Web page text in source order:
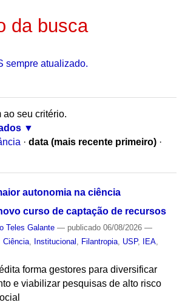
da busca
sempre atualizado.
seu critério.
· data (mais recente primeiro) ·
autonomia na ciência
curso de captação de recursos
Teles Galante — publicado06/08/2026 —
Ciência, Institucional Filantropia, USP, IEA,
forma gestores para diversificar
e viabilizar pesquisas de alto risco